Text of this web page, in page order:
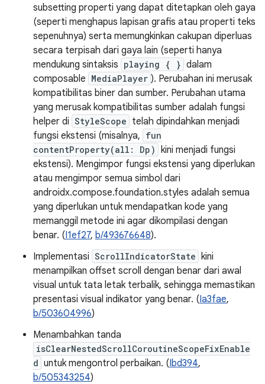
subsetting properti yang dapat ditetapkan oleh gaya
(seperti menghapus lapisan grafis atau properti teks
sepenuhnya) serta memungkinkan cakupan diperluas
secara terpisah dari gaya lain (seperti hanya
mendukung sintaksis playing { } dalam
composable MediaPlayer ). Perubahan ini merusak
kompatibilitas biner dan sumber. Perubahan utama
yang merusak kompatibilitas sumber adalah fungsi
helper di StyleScope telah dipindahkan menjadi
fungsi ekstensi (misalnya, fun
contentProperty(all: Dp) kini menjadi fungsi
ekstensi). Mengimpor fungsi ekstensi yang diperlukan
atau mengimpor semua simbol dari
androidx.compose.foundation.styles adalah semua
yang diperlukan untuk mendapatkan kode yang
memanggil metode ini agar dikompilasi dengan
benar. (I1ef27, b/493676648).
Implementasi ScrollIndicatorState kini
menampilkan offset scroll dengan benar dari awal
visual untuk tata letak terbalik, sehingga memastikan
presentasi visual indikator yang benar. (Ia3fae,
b/503604996)
Menambahkan tanda
isClearNestedScrollCoroutineScopeFixEnable
d untuk mengontrol perbaikan. (Ibd394,
b/505343254)